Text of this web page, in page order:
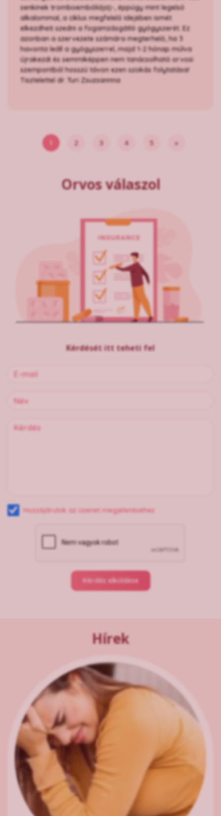
Orvos válaszol
Kérdését itt teheti fel
Hozzájárulok az üzenet megjelenéséhez
Kérdés elküldése
senkinek tromboembóliája)-, éppúgy mint legelső
alkalommal, a ciklus megfelelő idejében ismét
elkezdheti szedni a fogamzásgátló gyógyszerét. Ez
azonban a szervezete számára megterhelő, ha 3
havonta leáll a gyógyszerrel, majd 1-2 hónap múlva
újrakezdi és semmiképpen nem tanácsolható orvosi
szempontból hosszú távon ezen szokás folytatása!
Tisztelettel dr. Turi Zsuzsannna
1 2 3 4 5 »
Hírek